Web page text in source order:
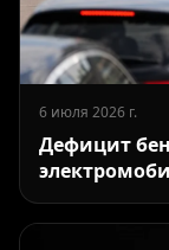
6 июля 2026 г.
Дефицит